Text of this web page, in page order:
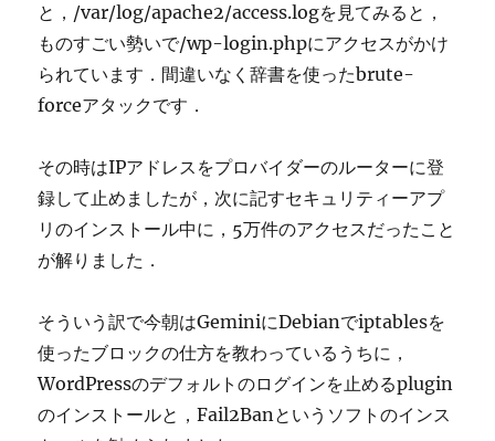
と，/var/log/apache2/access.logを見てみると，
ものすごい勢いで/wp-login.phpにアクセスがかけ
られています．間違いなく辞書を使ったbrute-
forceアタックです．
その時はIPアドレスをプロバイダーのルーターに登
録して止めましたが，次に記すセキュリティーアプ
リのインストール中に，5万件のアクセスだったこと
が解りました．
そういう訳で今朝はGeminiにDebianでiptablesを
使ったブロックの仕方を教わっているうちに，
WordPressのデフォルトのログインを止めるplugin
のインストールと，Fail2Banというソフトのインス